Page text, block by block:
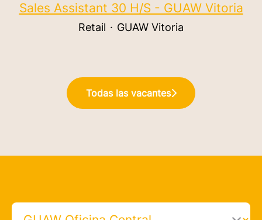
Sales Assistant 30 H/S - GUAW Vitoria
Retail · GUAW Vitoria
Todas las vacantes